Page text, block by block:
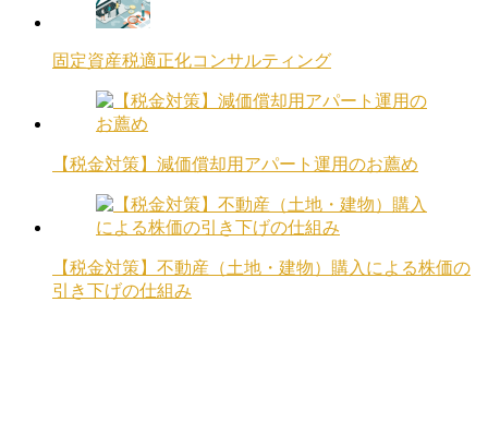
固定資産税適正化コンサルティング
【税金対策】減価償却用アパート運用のお薦め
【税金対策】不動産（土地・建物）購入による株価の
引き下げの仕組み